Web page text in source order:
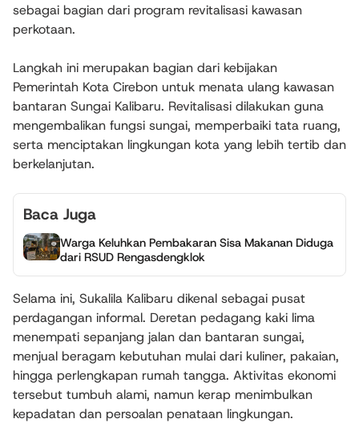
sebagai bagian dari program revitalisasi kawasan
perkotaan.
Langkah ini merupakan bagian dari kebijakan
Pemerintah Kota Cirebon untuk menata ulang kawasan
bantaran Sungai Kalibaru. Revitalisasi dilakukan guna
mengembalikan fungsi sungai, memperbaiki tata ruang,
serta menciptakan lingkungan kota yang lebih tertib dan
berkelanjutan.
Baca Juga
Warga Keluhkan Pembakaran Sisa Makanan Diduga
dari RSUD Rengasdengklok
Selama ini, Sukalila Kalibaru dikenal sebagai pusat
perdagangan informal. Deretan pedagang kaki lima
menempati sepanjang jalan dan bantaran sungai,
menjual beragam kebutuhan mulai dari kuliner, pakaian,
hingga perlengkapan rumah tangga. Aktivitas ekonomi
tersebut tumbuh alami, namun kerap menimbulkan
kepadatan dan persoalan penataan lingkungan.